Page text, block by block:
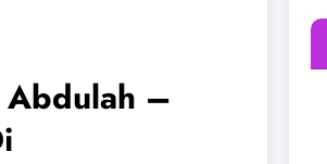
Abdulah –